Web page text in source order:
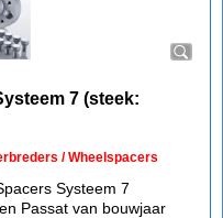
7 (steek:
/ Wheelspacers
Systeem 7
Passat van bouwjaar